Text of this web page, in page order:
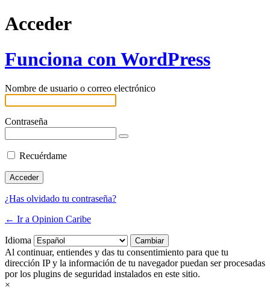
Acceder
Funciona con WordPress
Nombre de usuario o correo electrónico
Contraseña
Recuérdame
¿Has olvidado tu contraseña?
← Ir a Opinion Caribe
Idioma
Al continuar, entiendes y das tu consentimiento para que tu
dirección IP y la información de tu navegador puedan ser procesadas
por los plugins de seguridad instalados en este sitio.
×